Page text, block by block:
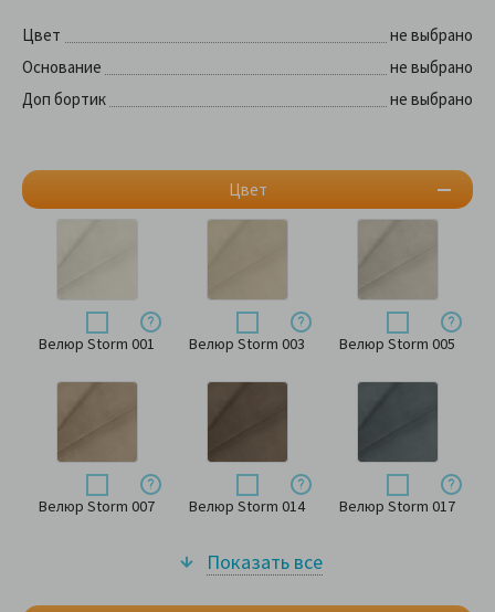
Цвет
не выбрано
Основание
не выбрано
Доп бортик
не выбрано
Цвет
Велюр Storm 001 Велюр Storm 003 Велюр Storm 005
Велюр Storm 007 Велюр Storm 014 Велюр Storm 017
Показать все